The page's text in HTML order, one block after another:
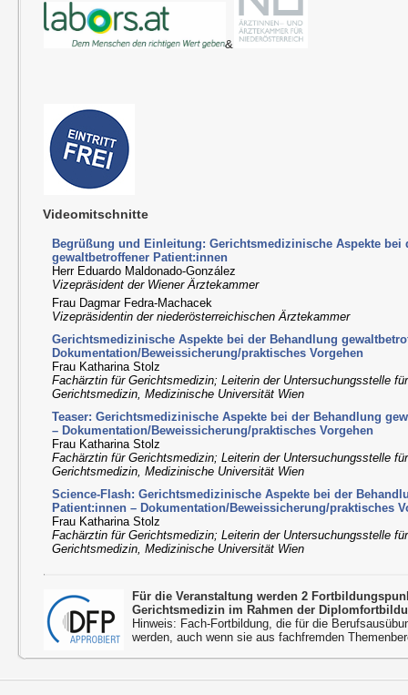
&
Videomitschnitte
Begrüßung und Einleitung: Gerichtsmedizinische Aspekte bei
gewaltbetroffener Patient:innen
Herr Eduardo Maldonado-González
Vizepräsident der Wiener Ärztekammer
Frau Dagmar Fedra-Machacek
Vizepräsidentin der niederösterreichischen Ärztekammer
Gerichtsmedizinische Aspekte bei der Behandlung
Dokumentation/Beweissicherung/praktisches Vorgehen
Frau Katharina Stolz
Fachärztin für Gerichtsmedizin; Leiterin der Untersuchungsstelle
Gerichtsmedizin, Medizinische Universität Wien
Teaser: Gerichtsmedizinische Aspekte bei der Behandlung
– Dokumentation/Beweissicherung/praktisches Vorgehen
Frau Katharina Stolz
Fachärztin für Gerichtsmedizin; Leiterin der Untersuchungsstelle
Gerichtsmedizin, Medizinische Universität Wien
Science-Flash: Gerichtsmedizinische Aspekte bei der
Patient:innen – Dokumentation/Beweissicherung/praktisches
Frau Katharina Stolz
Fachärztin für Gerichtsmedizin; Leiterin der Untersuchungsstelle
Gerichtsmedizin, Medizinische Universität Wien
Für die Veranstaltung werden 2
Gerichtsmedizin im Rahmen der
Hinweis: Fach-Fortbildung, die für die
werden, auch wenn sie aus fachfremden